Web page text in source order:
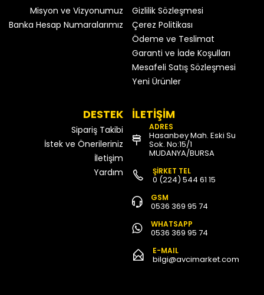
Misyon ve Vizyonumuz
Banka Hesap Numaralarımız
Gizlilik Sözleşmesi
Çerez Politikası
Ödeme ve Teslimat
Garanti ve İade Koşulları
Mesafeli Satış Sözleşmesi
Yeni Ürünler
DESTEK
Sipariş Takibi
İstek ve Önerileriniz
İletişim
Yardım
İLETİŞİM
ADRES
Hasanbey Mah. Eski Su
Sok. No:15/1
MUDANYA/BURSA
ŞİRKET TEL
0 (224) 544 61 15
GSM
0536 369 95 74
WHATSAPP
0536 369 95 74
E-MAIL
bilgi@avcimarket.com